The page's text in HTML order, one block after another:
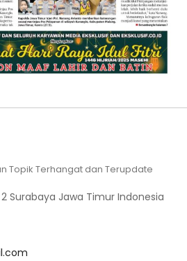
Topik Terhangat dan Terupdate
Surabaya Jawa Timur Indonesia